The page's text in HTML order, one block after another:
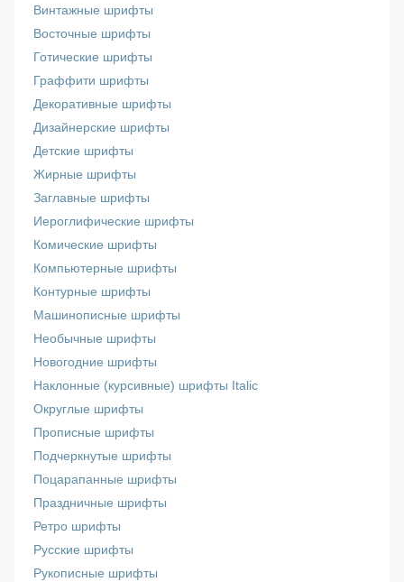
Винтажные шрифты
Восточные шрифты
Готические шрифты
Граффити шрифты
Декоративные шрифты
Дизайнерские шрифты
Детские шрифты
Жирные шрифты
Заглавные шрифты
Иероглифические шрифты
Комические шрифты
Компьютерные шрифты
Контурные шрифты
Машинописные шрифты
Необычные шрифты
Новогодние шрифты
Наклонные (курсивные) шрифты Italic
Округлые шрифты
Прописные шрифты
Подчеркнутые шрифты
Поцарапанные шрифты
Праздничные шрифты
Ретро шрифты
Русские шрифты
Рукописные шрифты